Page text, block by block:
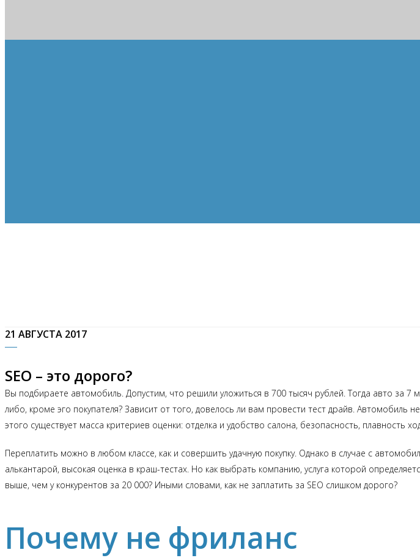
21 АВГУСТА 2017
SEO – это дорого?
Вы подбираете автомобиль. Допустим, что решили уложиться в 700 тысяч рублей. Тогда авто за
либо, кроме эго покупателя? Зависит от того, довелось ли вам провести тест драйв.
этого существует масса критериев оценки: отделка и удобство салона, безопасность, плавность
Переплатить можно в любом классе, как и совершить удачную покупку. Однако в случае с
алькантарой, высокая оценка в краш-тестах. Но как выбрать компанию, услуга которой
выше, чем у конкурентов за 20 000? Иными словами, как не заплатить за SEO слишком дорого?
Почему не фриланс